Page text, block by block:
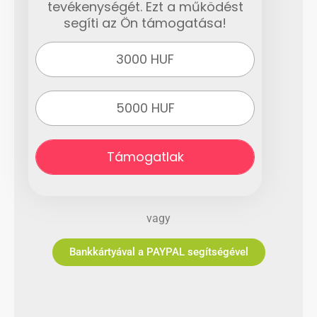
tevékenységét. Ezt a működést
segíti az Ön támogatása!
3000 HUF
5000 HUF
Támogatlak
vagy
Bankkártyával a PAYPAL segítségével